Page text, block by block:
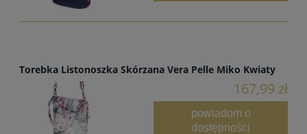
Torebka Listonoszka Skórzana Vera Pelle Miko Kwiaty
167,99 zł
powiadom o
dostępności